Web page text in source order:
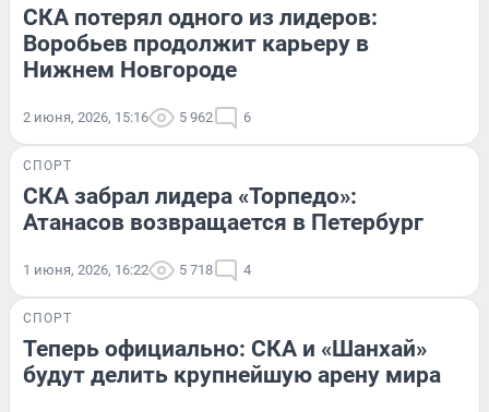
СКА потерял одного из лидеров:
Воробьев продолжит карьеру в
Нижнем Новгороде
2 июня, 2026, 15:16 5 962 6
СПОРТ
СКА забрал лидера «Торпедо»:
Атанасов возвращается в Петербург
1 июня, 2026, 16:22 5 718 4
СПОРТ
Теперь официально: СКА и «Шанхай»
будут делить крупнейшую арену мира